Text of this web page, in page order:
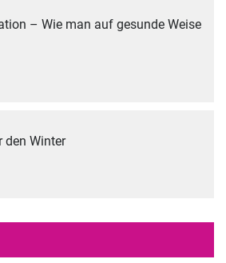
– Wie man auf gesunde Weise
den Winter